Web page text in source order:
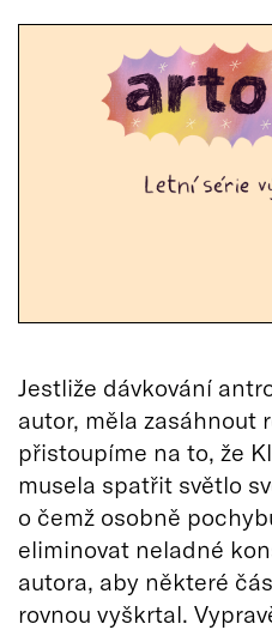
Jestliže dávkování
autor, měla zasáhnout
přistoupíme na to, že
musela spatřit světlo
o čemž osobně
eliminovat neladné
autora, aby některé
rovnou vyškrtal.